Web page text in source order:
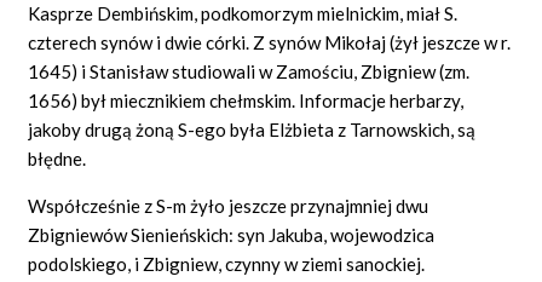
Kasprze Dembińskim, podkomorzym mielnickim, miał S.
czterech synów i dwie córki. Z synów Mikołaj (żył jeszcze w r.
1645) i Stanisław studiowali w Zamościu, Zbigniew (zm.
1656) był miecznikiem chełmskim. Informacje herbarzy,
jakoby drugą żoną S-ego była Elżbieta z Tarnowskich, są
błędne.
Współcześnie z S-m żyło jeszcze przynajmniej dwu
Zbigniewów Sienieńskich: syn Jakuba, wojewodzica
podolskiego, i Zbigniew, czynny w ziemi sanockiej.